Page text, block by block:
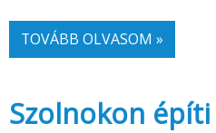
TOVÁBB OLVASOM »
Szolnokon építi